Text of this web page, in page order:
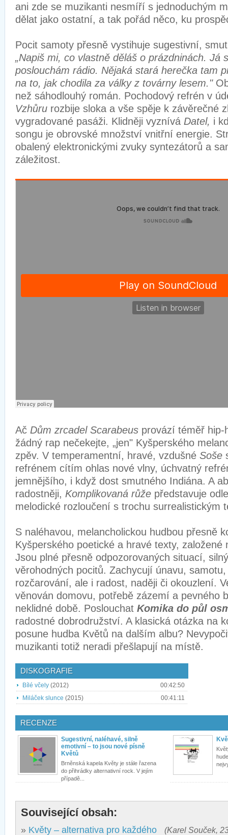
ani zde se muzikanti nesmíří s jednoduchým
dělat jako ostatní, a tak pořád něco, ku
Pocit samoty přesně vystihuje sugestivní,
„Napiš mi, co vlastně děláš o prázdninách. Já
poslouchám rádio. Nějaká stará herečka tam
na to, jak chodila za války z továrny lesem."
než sáhodlouhý román. Pochodový refrén v
Vzhůru rozbije sloka a vše spěje k závěrečné
vygradované pasáži. Klidněji vyznívá Datel, i
songu je obrovské množství vnitřní energie.
obalený elektronickými zvuky syntezátorů a
záležitost.
Ač Dům zrcadel Scarabeus provází téměř hip-
žádný rap nečekejte, „jen" Kyšperského
zpěv. V temperamentní, hravé, vzdušné Soše
refrénem cítím ohlas nové vlny, úchvatný
jemnějšího, i když dost smutného Indiána. A
radostněji, Komplikovaná růže představuje
melodické rozloučení s trochu
S naléhavou, melancholickou hudbou přesně
Kyšperského poetické a hravé texty, založené
Jsou plné přesně odpozorovaných situací,
věrohodných pocitů. Zachycují únavu,
rozčarování, ale i radost, naději či okouzlení.
věnován domovu, potřebě zázemí a pevného
neklidné době. Poslouchat Komika do půl
radostné dobrodružství. A klasická otázka na
posune hudba Květů na dalším albu?
muzikanti totiž neradi přešlapují na místě.
DISKOGRAFIE
Bílé včely (2012)
00:42:50
Miláček slunce (2015) 00:41:11
RECENZE
Sugestivní, naléhavé, silně
emotivní – to jsou nové písně
Květů
Brněnská kapela Květy je stále řazena
do přihrádky alternativní rock. V jejím
případě...
Související obsah:
» Květy – alternativa pro každého (Karel Souček,